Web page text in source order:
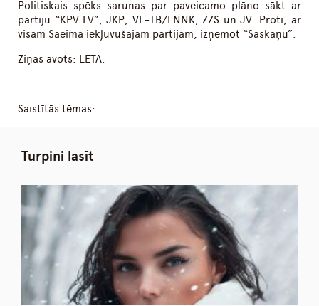
Politiskais spēks sarunas par paveicamo plāno sākt ar
partiju “KPV LV”, JKP, VL-TB/LNNK, ZZS un JV. Proti, ar
visām Saeimā iekļuvušajām partijām, izņemot “Saskaņu”.
Ziņas avots: LETA.
Saistītās tēmas:
Turpini lasīt